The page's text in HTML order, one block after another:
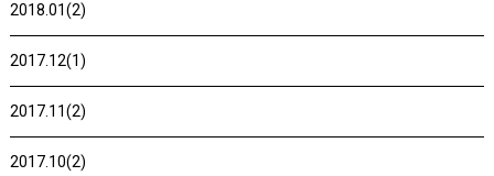
2018.01(2)
2017.12(1)
2017.11(2)
2017.10(2)